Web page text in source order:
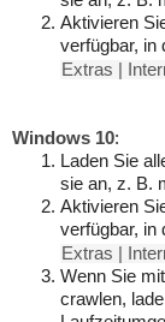
Aktivieren
verfügbar, in
Extras |
Windows 10:
Laden Sie
sie an, z. B.
Aktivieren
verfügbar, in
Extras |
Wenn Sie
crawlen,